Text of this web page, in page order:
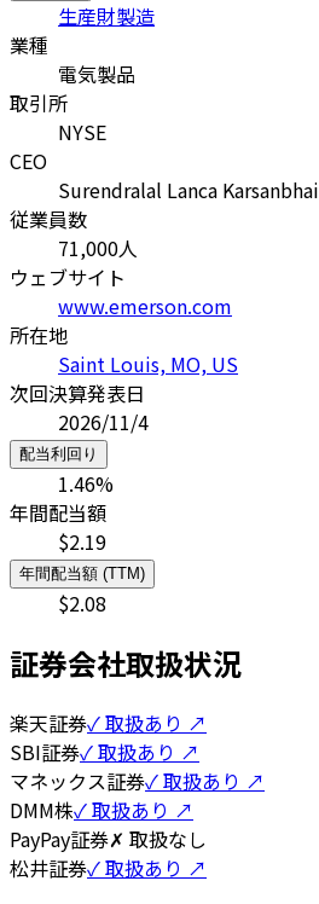
生産財製造
業種
電気製品
取引所
NYSE
CEO
Surendralal Lanca Karsanbhai
従業員数
71,000人
ウェブサイト
www.emerson.com
所在地
Saint Louis, MO, US
次回決算発表日
2026/11/4
配当利回り
1.46%
年間配当額
$2.19
年間配当額 (TTM)
$2.08
証券会社取扱状況
楽天証券✓ 取扱あり ↗
SBI証券✓ 取扱あり ↗
マネックス証券✓ 取扱あり ↗
DMM株✓ 取扱あり ↗
PayPay証券✗ 取扱なし
松井証券✓ 取扱あり ↗